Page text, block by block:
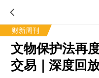
财新周刊
文物保护法再
交易｜深度回